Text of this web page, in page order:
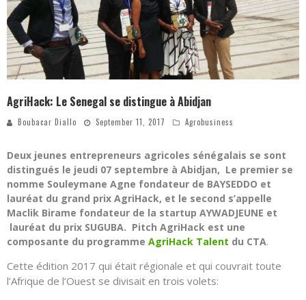
AgriHack: Le Senegal se distingue à Abidjan
Boubacar Diallo September 11, 2017 Agrobusiness
Deux jeunes entrepreneurs agricoles sénégalais se sont
distingués le jeudi 07 septembre à Abidjan, Le premier se
nomme Souleymane Agne fondateur de BAYSEDDO et
lauréat du grand prix AgriHack, et le second s’appelle
Maclik Birame fondateur de la startup AYWADJEUNE et
lauréat du prix SUGUBA. Pitch AgriHack est une
composante du programme AgriHack Talent du CTA.
Cette édition 2017 qui était régionale et qui couvrait toute
l’Afrique de l’Ouest se divisait en trois volets: